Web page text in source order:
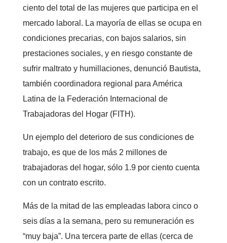
ciento del total de las mujeres que participa en el
mercado laboral. La mayoría de ellas se ocupa en
condiciones precarias, con bajos salarios, sin
prestaciones sociales, y en riesgo constante de
sufrir maltrato y humillaciones, denunció Bautista,
también coordinadora regional para América
Latina de la Federación Internacional de
Trabajadoras del Hogar (FITH).
Un ejemplo del deterioro de sus condiciones de
trabajo, es que de los más 2 millones de
trabajadoras del hogar, sólo 1.9 por ciento cuenta
con un contrato escrito.
Más de la mitad de las empleadas labora cinco o
seis días a la semana, pero su remuneración es
“muy baja”. Una tercera parte de ellas (cerca de